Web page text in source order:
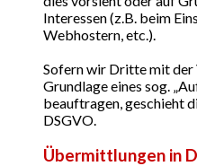
Interessen (z.B. beim
Webhostern, etc.).
Sofern wir Dritte mit der
Grundlage eines sog.
beauftragen, geschieht
DSGVO.
Übermittlungen in